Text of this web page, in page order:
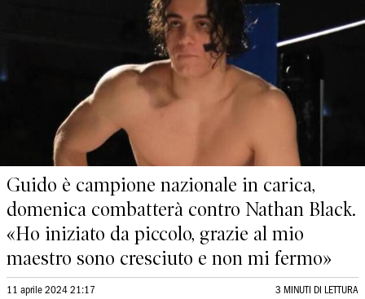
Guido è campione nazionale in carica,
domenica combatterà contro Nathan Black.
«Ho iniziato da piccolo, grazie al mio
maestro sono cresciuto e non mi fermo»
11 aprile 2024 21:17 3 MINUTI DI LETTURA